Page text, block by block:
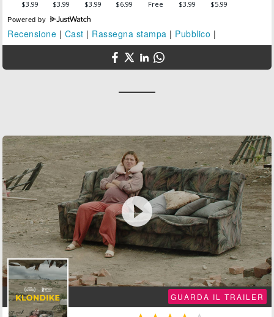
Powered by
Recensione | Cast | Rassegna stampa | Pubblico |

GUARDA IL TRAILER